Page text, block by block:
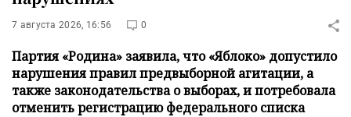
7 августа 2026, 16:56 0
Партия «Родина» заявила, что «Яблоко» допустило
нарушения правил предвыборной агитации, а
также законодательства о выборах, и потребовала
отменить регистрацию федерального списка